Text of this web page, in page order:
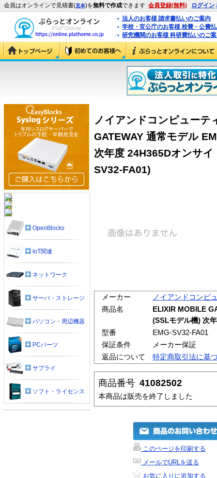
会員はオンラインで見積書(見本)を無料で作成できます 会員登録(無料) ログイン
法人のお客様 請求書払いのご案内
学校・官公庁のお客様 校費・公費
研究機関のお客様 科研費払いのご
ノイアンドコンピューテ
GATEWAY 通常モデル
次年度 24H365Dオンサ
SV32-FA01)
メーカー
ノイアンドコンピ
商品名
ELIXIR MOBILE
(SSLモデル機) 次
型番
EMG-SV32-FA01
保証条件
メーカー保証
返品について
特定商取引法に基
商品番号 41082502
本商品は販売を終了しました
このページを印刷する
メールでURLを送る
お気に入りに追加する
OpenBlocks
IoT関連
ネットワーク
サーバ・ストレージ
パソコン・周辺機器
PCパーツ
サプライ
ソフト・ライセンス